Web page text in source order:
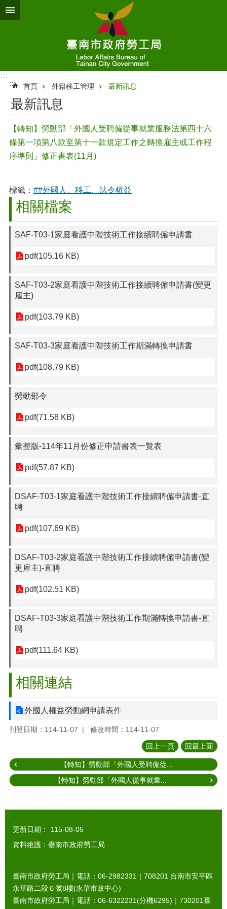
跳到主要內容區塊
:::
:::
首頁 外籍移工管理 最新訊息
最新訊息
【轉知】勞動部「外國人受聘僱從事就業服務法第四十六
條第一項第八款至第十一款規定工作之轉換雇主或工作程
序準則」修正書表(11月)
標籤： ##外國人、移工、法令權益
相關檔案
SAF-T03-1家庭看護中階技術工作接續聘僱申請書
pdf(105.16 KB)
SAF-T03-2家庭看護中階技術工作接續聘僱申請書(變更
雇主)
pdf(103.79 KB)
SAF-T03-3家庭看護中階技術工作期滿轉換申請書
pdf(108.79 KB)
勞動部令
pdf(71.58 KB)
彙整版-114年11月份修正申請書表一覽表
pdf(57.87 KB)
DSAF-T03-1家庭看護中階技術工作接續聘僱申請書-直
聘
pdf(107.69 KB)
DSAF-T03-2家庭看護中階技術工作接續聘僱申請書(變
更雇主)-直聘
pdf(102.51 KB)
DSAF-T03-3家庭看護中階技術工作期滿轉換申請書-直
聘
pdf(111.64 KB)
相關連結
外國人權益勞動網申請表件
刊登日期：114-11-07 修改時間：114-11-07
回上一頁 回最上面
【轉知】勞動部「外國人受聘僱從...
【轉知】勞動部「外國人從事就業...
:::
更新日期：
115-08-05
資料維護：臺南市政府勞工局
臺南市政府勞工局｜電話：06-2982331｜ 708201 台南市安平區
永華路二段６號8樓(永華市政中心)
臺南市政府勞工局｜電話：06-6322231(分機6295)｜ 730201臺